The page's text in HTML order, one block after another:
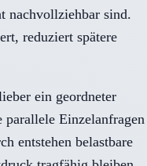
nachvollziehbar sind.
reduziert spätere
ein geordneter
Einzelanfragen
entstehen belastbare